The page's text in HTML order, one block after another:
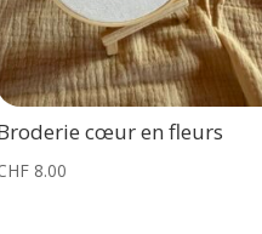
cœur en fleurs
8.00